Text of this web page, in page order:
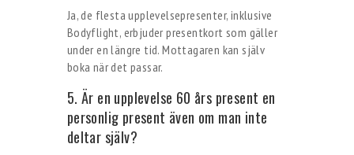
Ja, de flesta upplevelsepresenter, inklusive
Bodyflight, erbjuder presentkort som gäller
under en längre tid. Mottagaren kan själv
boka när det passar.
5. Är en upplevelse 60 års present en
personlig present även om man inte
deltar själv?